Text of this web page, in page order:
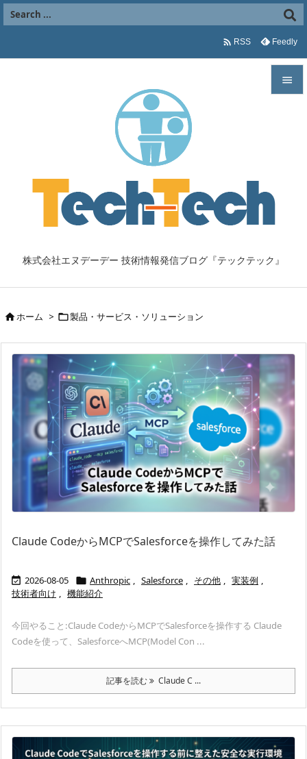
株式会社エヌデーデー 技術情報発信ブログ『テックテック』

 RSS Feedly
ホーム > 製品・サービス・ソリューション
Claude CodeからMCPでSalesforceを操作してみた話
 2026-08-05  Anthropic , Salesforce , その他 , 実装例 ,
技術者向け , 機能紹介
今回やること:Claude CodeからMCPでSalesforceを操作する Claude
Codeを使って、SalesforceへMCP(Model Con ...
記事を読む Claude C ...